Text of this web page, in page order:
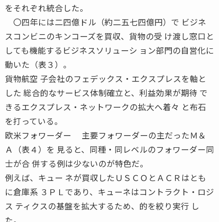
をそれぞれ統合した。
〇四年には二四億ドル（約二五七四億円）で ビジネ
スコンビニのキンコーズを買収、貨物の受 け渡し窓口と
しても機能するビジネスソリューシ ョン部門の自営化に
動いた（表３）。
貨物航空 子会社のフェデックス・エクスプレスを軸と
した 総合的なサービス体制確立と、利益効果が期待 で
きるエクスプレス・ネットワークの拡大へ着々 と布石
を打っている。
欧米フォワーダー 主要フォワーダーの主だったＭ＆
Ａ（表４）を 見ると、同種・同レベルのフォワーダー同
士が合 併する例は少ないのが特色だ。
例えば、キュー ネが買収したＵＳＣＯとＡＣＲはとも
に倉庫系 ３ＰＬであり、キューネはコントラクト・ロジ
ス ティクスの基盤を拡大するため、的を絞り実行 し